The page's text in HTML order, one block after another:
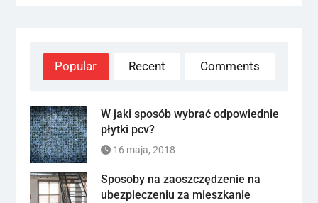
Popular Recent Comments
W jaki sposób wybrać odpowiednie
płytki pcv?
16 maja, 2018
Sposoby na zaoszczędzenie na
ubezpieczeniu za mieszkanie